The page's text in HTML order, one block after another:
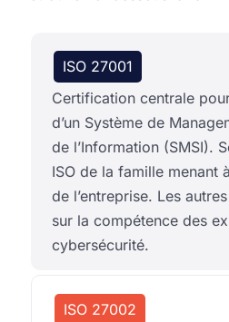
ISO 27001
Certification centrale
d’un Système de
de l’Information (SMSI).
ISO de la famille menant
de l’entreprise. Les
sur la compétence des
cybersécurité.
ISO 27002